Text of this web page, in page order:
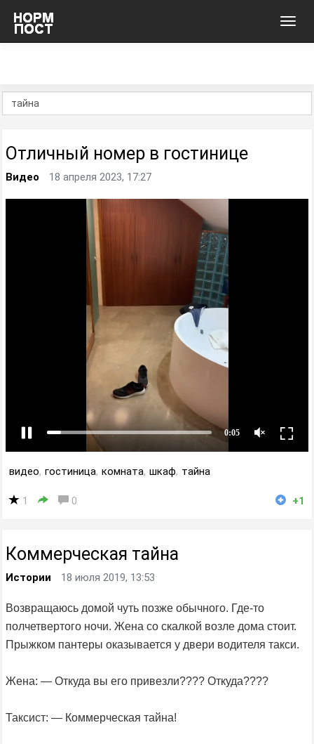
Отличный номер в гостинице
Видео 18 апреля 2023, 17:27
видео, гостиница, комната, шкаф, тайна
1 0 +1
Коммерческая тайна
Истории 18 июля 2019, 13:53
Возвращаюсь домой чуть позже обычного. Где-то
полчетвертого ночи. Жена со скалкой возле дома стоит.
Прыжком пантеры оказывается у двери водителя такси.
Жена: — Откуда вы его привезли???? Откуда????
Таксист: — Коммерческая тайна!